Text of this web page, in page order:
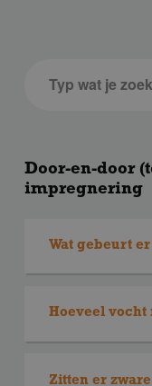
Door-en-door
impregnering
Wat gebeurt
Hierdoor kunnen
planken op
binnen normale
Hoeveel vocht
gewoon
Zitten er